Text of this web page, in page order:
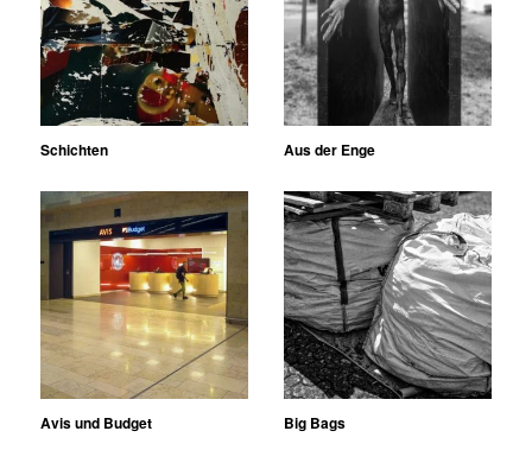
Schichten Aus der Enge
Avis und Budget Big Bags